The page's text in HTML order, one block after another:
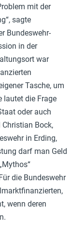
mit der
sagte
Bundeswehr-
in der
war
Tasche, um
lautet die Frage
oder auch
Bock,
in Erding,
darf man Geld
die Bundeswehr
wenn deren